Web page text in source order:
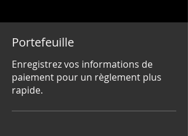
Portefeuille
Enregistrez vos informations de
paiement pour un règlement plus
rapide.